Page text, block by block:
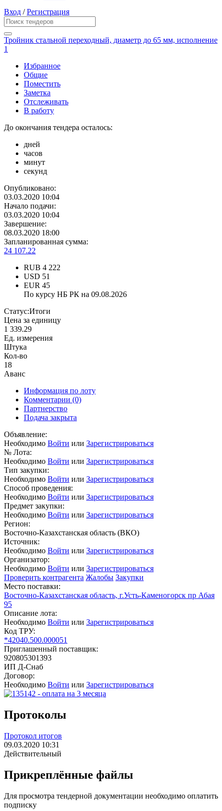
Вход /Регистрация
Тройник стальной переходный, диаметр до 65 мм, исполнение
1
Избранное
Общие
Поместить
Заметка
Отслеживать
В работу
До окончания тендера осталось:
дней
часов
минут
секунд
Опубликовано:
03.03.2020 10:04
Начало подачи:
03.03.2020 10:04
Завершение:
08.03.2020 18:00
Запланированная сумма:
24 107.22
RUB 4 222
USD 51
EUR 45
По курсу НБ РК на 09.08.2026
Статус:Итоги
Цена за единицу
1 339.29
Ед. измерения
Штука
Кол-во
18
Аванс
Информация по лоту
Комментарии (0)
Партнерство
Подача закрыта
Объявление:
Необходимо Войти или Зарегистрироваться
№ Лота:
Необходимо Войти или Зарегистрироваться
Тип закупки:
Необходимо Войти или Зарегистрироваться
Способ проведения:
Необходимо Войти или Зарегистрироваться
Предмет закупки:
Необходимо Войти или Зарегистрироваться
Регион:
Восточно-Казахстанская область (ВКО)
Источник:
Необходимо Войти или Зарегистрироваться
Организатор:
Необходимо Войти или Зарегистрироваться
Проверить контрагента Жалобы Закупки
Место поставки:
Восточно-Казахстанская область, г.Усть-Каменогорск пр Абая
95
Описание лота:
Необходимо Войти или Зарегистрироваться
Код ТРУ:
*42040.500.000051
Приглашенный поставщик:
920805301393
ИП Д-Снаб
Договор:
Необходимо Войти или Зарегистрироваться
Протоколы
Протокол итогов
09.03.2020 10:31
Действительный
Прикреплённые файлы
Для просмотра тендерной документации необходимо оплатить
подписку